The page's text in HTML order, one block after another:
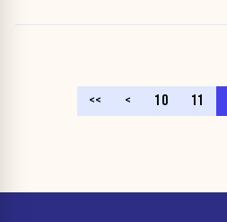
<< < 10 11